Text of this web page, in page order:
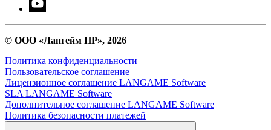
© ООО «Лангейм ПР», 2026
Политика конфиденциальности
Пользовательское соглашение
Лицензионное соглашение LANGAME Software
SLA LANGAME Software
Дополнительное соглашение LANGAME Software
Политика безопасности платежей